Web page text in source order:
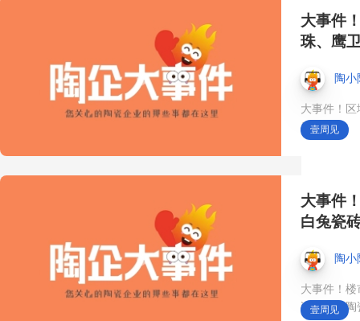
4日 星期二 Lamosa：上半
年瓷砖营收46.92亿元，同
比下降5%
10月18日，来第45届中国
（佛山）陶博会·中国陶瓷
城展馆👉 中国品牌区——
标杆陶瓷品牌的全球秀场❗️
助力您的品牌精准对接全
大事件
珠、鹰
陶小
大事件！
息！壹周见
大事件
白兔瓷
陶小
大事件！
瓷、道氏
壹周见